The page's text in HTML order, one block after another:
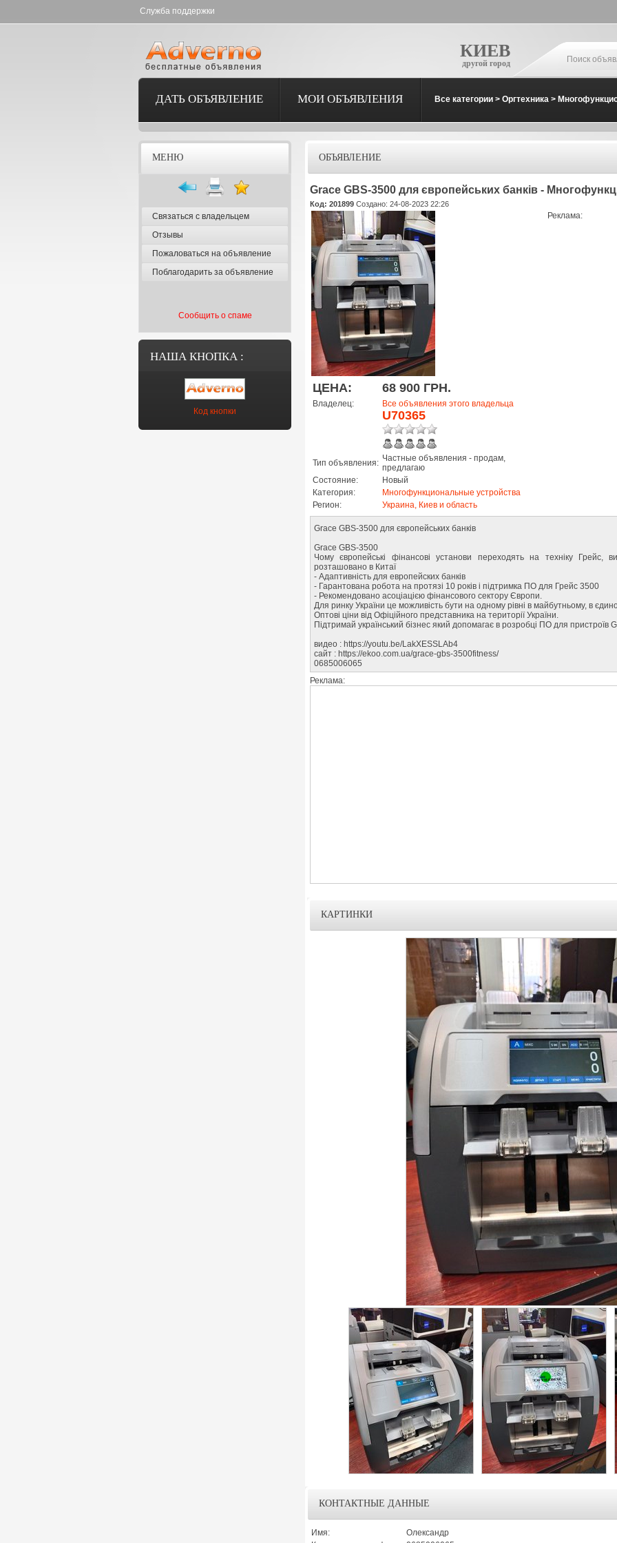
Служба поддержки
КИЕВ
другой город
ДАТЬ ОБЪЯВЛЕНИЕ МОИ ОБЪЯВЛЕНИЯ Все категории > Оргтехника >
МЕНЮ
Связаться с владельцем
Отзывы
Пожаловаться на объявление
Поблагодарить за объявление
Сообщить о спаме
НАША КНОПКА :
Код кнопки
ОБЪЯВЛЕНИЕ
Grace GBS-3500 для європейських банків -
Код: 201899 Создано: 24-08-2023 22:26
ЦЕНА: 68 900 ГРН.
Владелец: Все объявления этого владельца
U70365
Тип объявления: Частные объявления - продам,
предлагаю
Состояние:
Новый
Категория:
Многофункциональные устройства
Регион:
Украина, Киев и область
Реклама:
Grace GBS-3500 для європейських банків
Grace GBS-3500
Чому європейські фінансові установи переходять на техніку Грейс,
розташовано в Китаї
- Адаптивність для европейских банків
- Гарантована робота на протязі 10 років і підтримка ПО для Грейс 3500
- Рекомендовано асоціацією фінансового сектору Європи.
Для ринку України це можливість бути на одному рівні в майбутньому, в
Оптові ціни від Офіційного представника на території України.
Підтримай український бізнес який допомагає в розробці ПО для пристроїв
видео : https://youtu.be/LakXESSLAb4
сайт : https://ekoo.com.ua/grace-gbs-3500fitness/
0685006065
Реклама:
КАРТИНКИ
КОНТАКТНЫЕ ДАННЫЕ
Имя:
Олександр